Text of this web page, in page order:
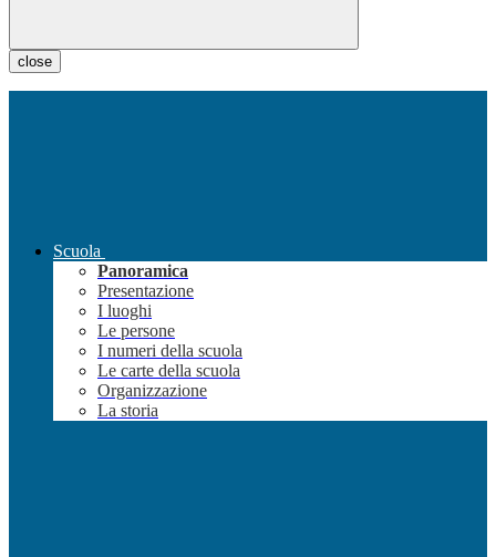
close
Scuola
Panoramica
Presentazione
I luoghi
Le persone
I numeri della scuola
Le carte della scuola
Organizzazione
La storia